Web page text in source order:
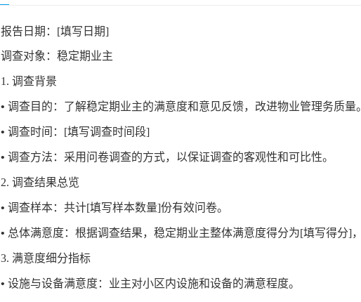
报告日期： [填写日期]
调查对象：稳定期业主
1. 调查背景
• 调查目的：了解稳定期业主的满意度和意见反馈，改进物业管理务质量。
• 调查时间： [填写调查时间段]
• 调查方法：采用问卷调查的方式，以保证调查的客观性和可比性。
2. 调查结果总览
• 调查样本：共计[填写样本数量]份有效问卷。
• 总体满意度：根据调查结果，稳定期业主整体满意度得分为[填写得分]
3. 满意度细分指标
• 设施与设备满意度：业主对小区内设施和设备的满意程度。